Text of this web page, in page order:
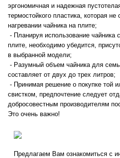
эргономичная и надежная
термостойкого пластика, которая не
нагревании чайника на плите;
- Планируя использование чайника
плите, необходимо убедится,
в выбранной модели;
- Разумный объем чайника для
составляет от двух до трех литров;
- Принимая решение о покупке той
свистком, предпочтение следует
добросовестным производителям
Это очень важно!
Предлагаем Вам ознакомиться с